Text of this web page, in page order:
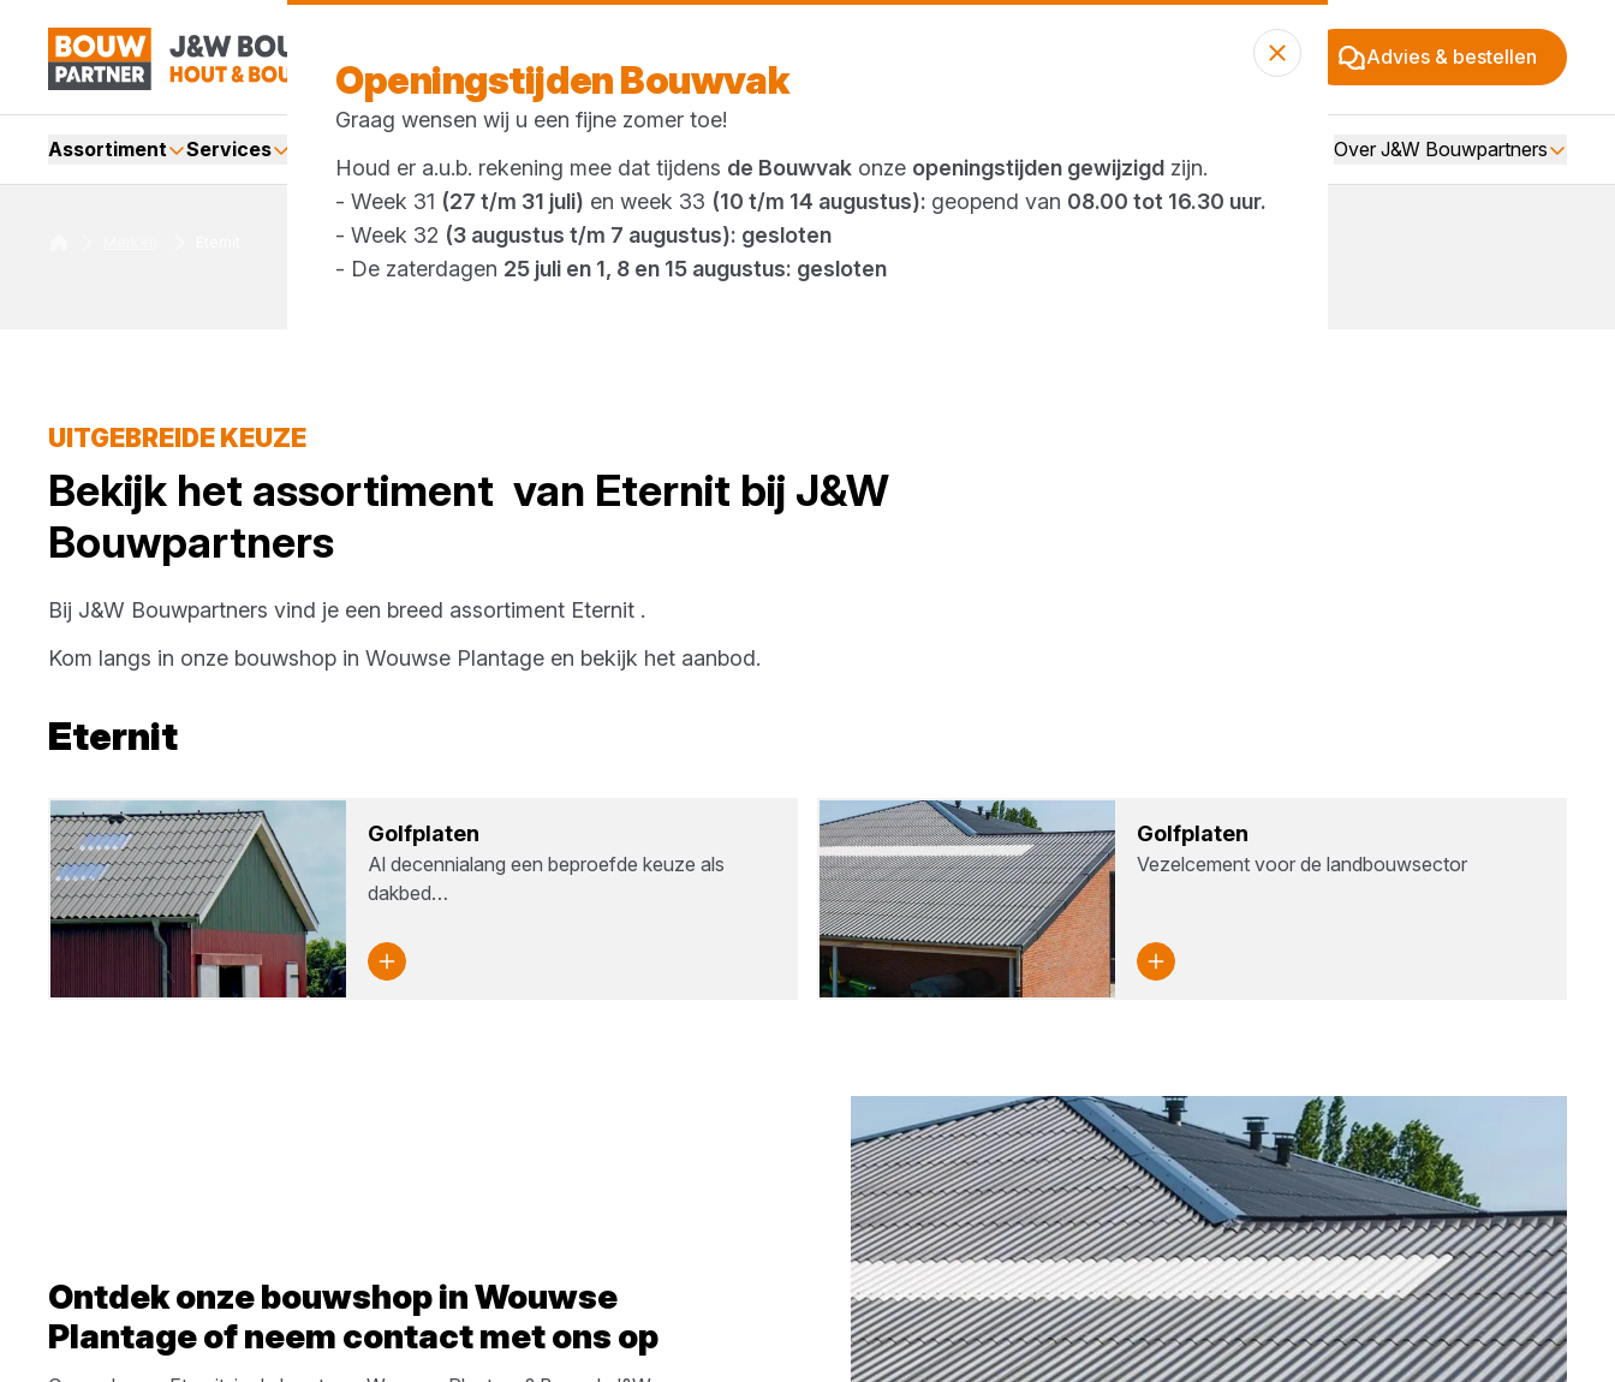
Advies & bestellen
Assortiment Services Over J&W Bouwpartners
UITGEBREIDE KEUZE
Bekijk het assortiment van Eternit bij J&W
Bouwpartners
Bij J&W Bouwpartners vind je een breed assortiment Eternit .
Kom langs in onze bouwshop in Wouwse Plantage en bekijk het aanbod.
Eternit
Golf­pla­ten
Al decennialang een beproefde keuze als
dakbed…
Golf­pla­ten
Vezelcement voor de landbouwsector
Ontdek onze bouwshop inWouwse
Plantageof neem contact met ons op
Openingstijden Bouwvak
Graag wensen wij u een fijne zomer toe!
Houd er a.u.b. rekening mee dat tijdens de Bouwvak onze openingstijden gewijzigd zijn.
- Week 31 (27 t/m 31 juli) en week 33 (10 t/m 14 augustus): geopend van 08.00 tot 16.30 uur.
- Week 32 (3 augustus t/m 7 augustus): gesloten
- De zaterdagen 25 juli en 1, 8 en 15 augustus: gesloten